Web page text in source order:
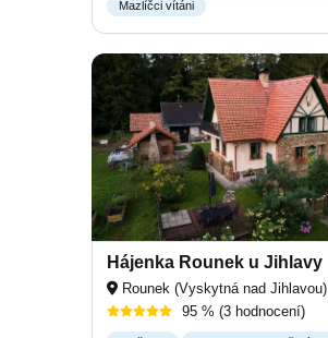
Mazlíčci vítáni
Hájenka Rounek u Jihlavy
Rounek (Vyskytná nad Jihlavou)
95 % (3 hodnocení)